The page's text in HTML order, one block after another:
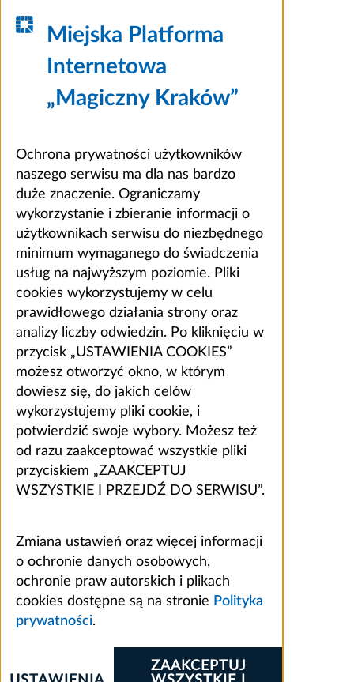
Miejska Platforma
Internetowa
„Magiczny Kraków”
Ochrona prywatności użytkowników
naszego serwisu ma dla nas bardzo
duże znaczenie. Ograniczamy
wykorzystanie i zbieranie informacji o
użytkownikach serwisu do niezbędnego
minimum wymaganego do świadczenia
usług na najwyższym poziomie. Pliki
cookies wykorzystujemy w celu
prawidłowego działania strony oraz
analizy liczby odwiedzin. Po kliknięciu w
przycisk „USTAWIENIA COOKIES”
możesz otworzyć okno, w którym
dowiesz się, do jakich celów
wykorzystujemy pliki cookie, i
potwierdzić swoje wybory. Możesz też
od razu zaakceptować wszystkie pliki
przyciskiem „ZAAKCEPTUJ
WSZYSTKIE I PRZEJDŹ DO SERWISU”.
Zmiana ustawień oraz więcej informacji
o ochronie danych osobowych,
ochronie praw autorskich i plikach
cookies dostępne są na stronie Polityka
prywatności.
ZAAKCEPTUJ